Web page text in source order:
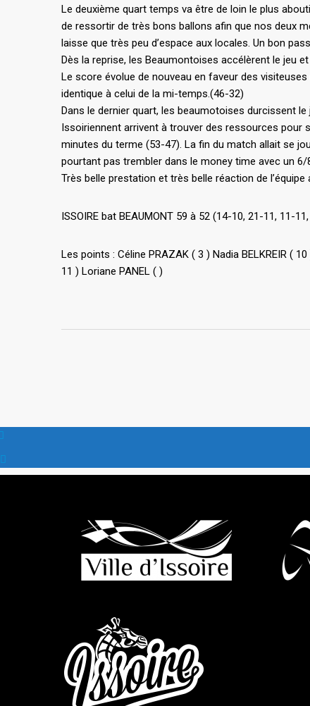
Le deuxième quart temps va être de loin le plus
de ressortir de très bons ballons afin que nos deux
laisse que très peu d’espace aux locales. Un bon
Dès la reprise, les Beaumontoises accélèrent le jeu
Le score évolue de nouveau en faveur des
identique à celui de la mi-temps.(46-32)
Dans le dernier quart, les beaumotoises durcissent
Issoiriennent arrivent à trouver des ressources pour
minutes du terme (53-47). La fin du match allait se
pourtant pas trembler dans le money time avec un 6/
Très belle prestation et très belle réaction de
ISSOIRE bat BEAUMONT 59 à 52 (14-10, 21-11, 11-
Les points : Céline PRAZAK ( 3 ) Nadia BELKREIR (
11 ) Loriane PANEL ( )